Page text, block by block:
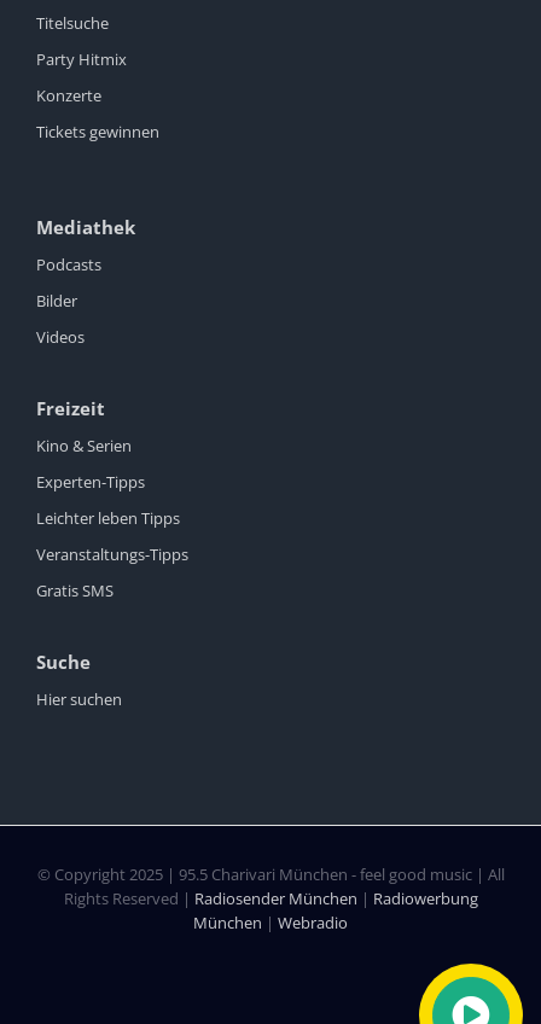
Titelsuche
Party Hitmix
Konzerte
Tickets gewinnen
Mediathek
Podcasts
Bilder
Videos
Freizeit
Kino & Serien
Experten-Tipps
Leichter leben Tipps
Veranstaltungs-Tipps
Gratis SMS
Suche
Hier suchen
© Copyright 2025 | 95.5 Charivari München - feel good music | All
Rights Reserved | Radiosender München | Radiowerbung
München | Webradio